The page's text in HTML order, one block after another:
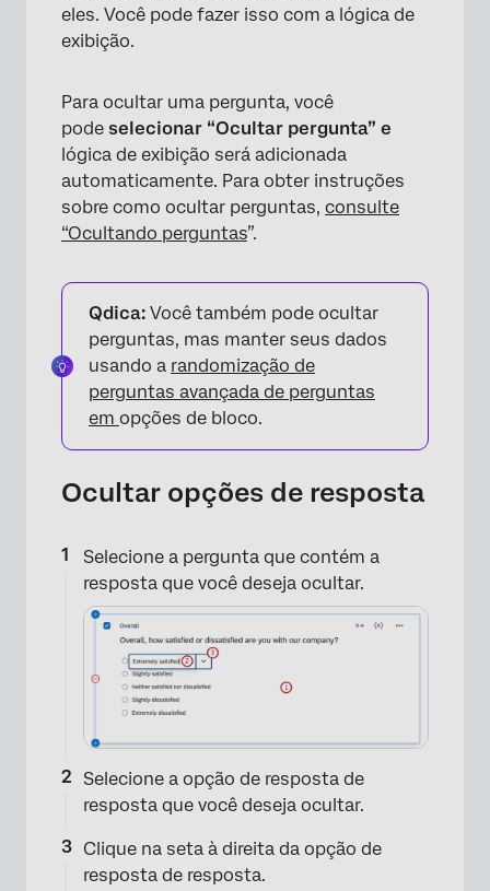
×
eles. Você pode fazer isso com a lógica de
exibição.
Para ocultar uma pergunta, você
pode selecionar “Ocultar pergunta” e
lógica de exibição será adicionada
automaticamente. Para obter instruções
sobre como ocultar perguntas, consulte
“Ocultando perguntas”.
Qdica: Você também pode ocultar
perguntas, mas manter seus dados
usando a randomização de
perguntas avançada de perguntas
em opções de bloco.
Ocultar opções de resposta
Selecione a pergunta que contém a
resposta que você deseja ocultar.
Selecione a opção de resposta de
resposta que você deseja ocultar.
Clique na seta à direita da opção de
resposta de resposta.